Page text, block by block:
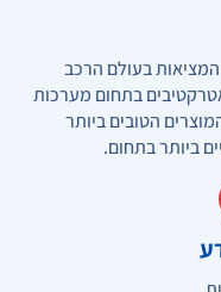
בעולם הרכב
בתחום מערכות
הטובים ביותר
ביותר בתחום.